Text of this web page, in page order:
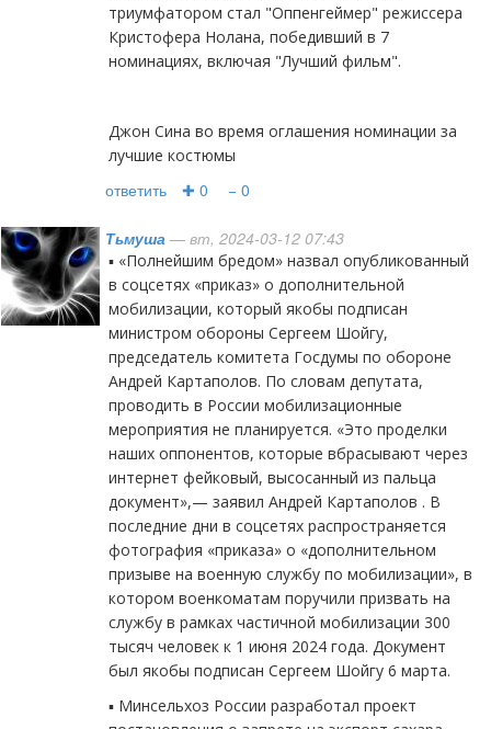
триумфатором стал "Оппенгеймер" режиссера
Кристофера Нолана, победивший в 7
номинациях, включая "Лучший фильм".
Джон Сина во время оглашения номинации за
лучшие костюмы
ответить ✚ 0 − 0
Тьмуша — вт, 2024-03-12 07:43
▪️ «Полнейшим бредом» назвал опубликованный
в соцсетях «приказ» о дополнительной
мобилизации, который якобы подписан
министром обороны Сергеем Шойгу,
председатель комитета Госдумы по обороне
Андрей Картаполов. По словам депутата,
проводить в России мобилизационные
мероприятия не планируется. «Это проделки
наших оппонентов, которые вбрасывают через
интернет фейковый, высосанный из пальца
документ»,— заявил Андрей Картаполов . В
последние дни в соцсетях распространяется
фотография «приказа» о «дополнительном
призыве на военную службу по мобилизации», в
котором военкоматам поручили призвать на
службу в рамках частичной мобилизации 300
тысяч человек к 1 июня 2024 года. Документ
был якобы подписан Сергеем Шойгу 6 марта.
▪️ Минсельхоз России разработал проект